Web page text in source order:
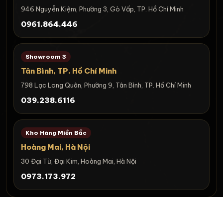
946 Nguyễn Kiệm, Phường 3, Gò Vấp, TP. Hồ Chí Minh
0961.864.446
Showroom 3
Tân Bình, TP. Hồ Chí Minh
798 Lạc Long Quân, Phường 9, Tân Bình, TP. Hồ Chí Minh
039.238.6116
Kho Hàng Miền Bắc
Hoàng Mai, Hà Nội
30 Đại Từ, Đại Kim, Hoàng Mai, Hà Nội
0973.173.972